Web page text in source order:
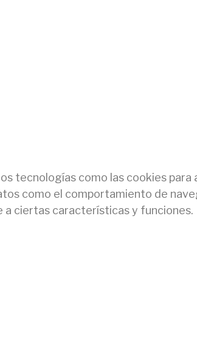
tecnologías como las cookies
como el comportamiento de
ciertas características y funciones.